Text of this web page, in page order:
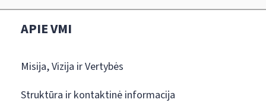
APIE VMI
Misija, Vizija ir Vertybės
Struktūra ir kontaktinė informacija